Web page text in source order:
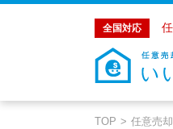
全国対応
TOP 任意売